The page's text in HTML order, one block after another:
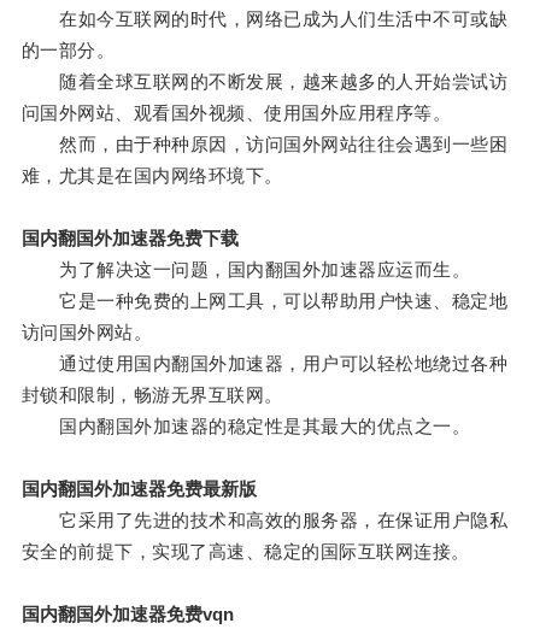
在如今互联网的时代，网络已成为人们生活中不可或缺
的一部分。
随着全球互联网的不断发展，越来越多的人开始尝试访
问国外网站、观看国外视频、使用国外应用程序等。
然而，由于种种原因，访问国外网站往往会遇到一些困
难，尤其是在国内网络环境下。
国内翻国外加速器免费下载
为了解决这一问题，国内翻国外加速器应运而生。
它是一种免费的上网工具，可以帮助用户快速、稳定地
访问国外网站。
通过使用国内翻国外加速器，用户可以轻松地绕过各种
封锁和限制，畅游无界互联网。
国内翻国外加速器的稳定性是其最大的优点之一。
国内翻国外加速器免费最新版
它采用了先进的技术和高效的服务器，在保证用户隐私
安全的前提下，实现了高速、稳定的国际互联网连接。
国内翻国外加速器免费vqn